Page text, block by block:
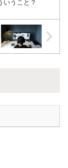
いうこと？